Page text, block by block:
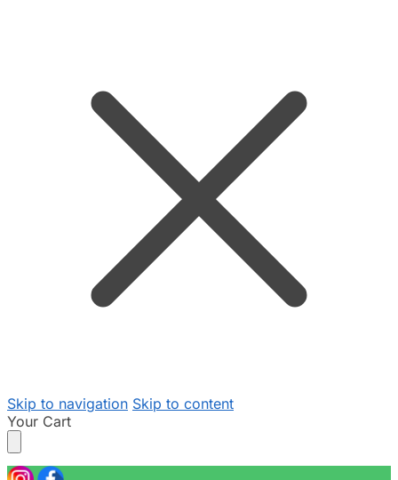
Skip to navigation Skip to content
Your Cart